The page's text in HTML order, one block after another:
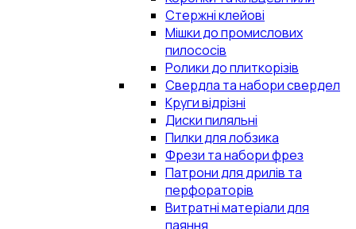
Стержні клейові
Мішки до промислових
пилососів
Ролики до плиткорізів
Свердла та набори свердел
Круги відрізні
Диски пиляльні
Пилки для лобзика
Фрези та набори фрез
Патрони для дрилів та
перфораторів
Витратні матеріали для
паяння